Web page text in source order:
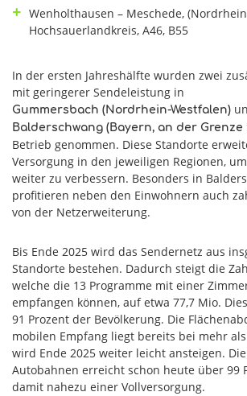
Wenholthausen – Meschede,
Hochsauerlandkreis, A46, B55
In der ersten Jahreshälfte wurden zwei
mit geringerer Sendeleistung in
Gummersbach (Nordrhein-Westfalen)
Balderschwang (Bayern, an der
Betrieb genommen. Diese Standorte
Versorgung in den jeweiligen Regionen,
weiter zu verbessern. Besonders in
profitieren neben den Einwohnern auch
von der Netzerweiterung.
Bis Ende 2025 wird das Sendernetz aus
Standorte bestehen. Dadurch steigt die
welche die 13 Programme mit einer
empfangen können, auf etwa 77,7 Mio.
91 Prozent der Bevölkerung. Die
mobilen Empfang liegt bereits bei mehr
wird Ende 2025 weiter leicht ansteigen.
Autobahnen erreicht schon heute über 99
damit nahezu einer Vollversorgung.